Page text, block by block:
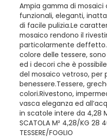
Ampia gamma di
funzionali, eleganti,
di facile pulizia.Le
mosaico rendono il
particolarmente
colore delle tessere,
ed i decori che è
del mosaico vetroso, per
benessere.Tessere,
colori.Rivestono,
vasca eleganza ed
in scatole intere da 4,28
SCATOLA M² 4,28/KG 28
TESSERE/FOGLIO